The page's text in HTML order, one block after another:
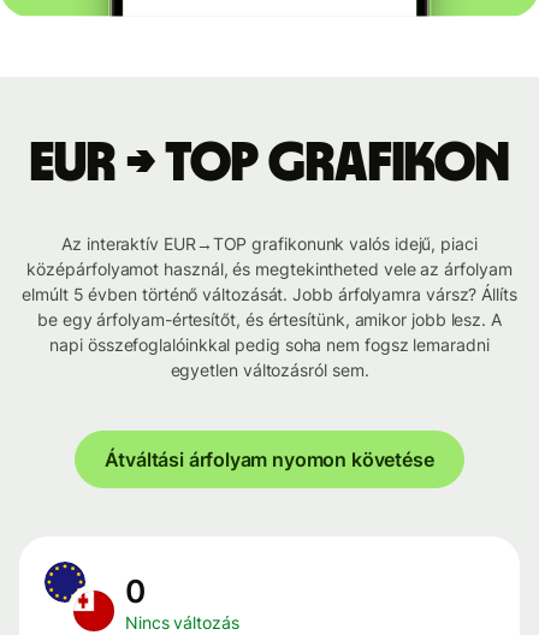
EUR → TOP grafikon
Az interaktív EUR→TOP grafikonunk valós idejű, piaci
középárfolyamot használ, és megtekintheted vele az árfolyam
elmúlt 5 évben történő változását. Jobb árfolyamra vársz? Állíts
be egy árfolyam-értesítőt, és értesítünk, amikor jobb lesz. A
napi összefoglalóinkkal pedig soha nem fogsz lemaradni
egyetlen változásról sem.
Átváltási árfolyam nyomon követése
0
Nincs változás